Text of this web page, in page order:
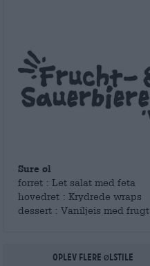
Sure øl
forret : Let salat med feta
hovedret : Krydrede wraps
dessert : Vaniljeis med frugt
Oplev flere ølstile